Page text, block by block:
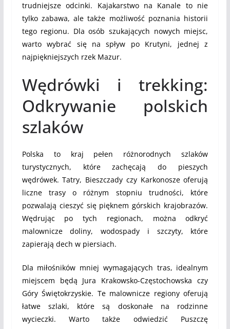
trudniejsze odcinki. Kajakarstwo na Kanale to nie
tylko zabawa, ale także możliwość poznania historii
tego regionu. Dla osób szukających nowych miejsc,
warto wybrać się na spływ po Krutyni, jednej z
najpiękniejszych rzek Mazur.
Wędrówki i trekking:
Odkrywanie polskich
szlaków
Polska to kraj pełen różnorodnych szlaków
turystycznych, które zachęcają do pieszych
wędrówek. Tatry, Bieszczady czy Karkonosze oferują
liczne trasy o różnym stopniu trudności, które
pozwalają cieszyć się pięknem górskich krajobrazów.
Wędrując po tych regionach, można odkryć
malownicze doliny, wodospady i szczyty, które
zapierają dech w piersiach.
Dla miłośników mniej wymagających tras, idealnym
miejscem będą Jura Krakowsko-Częstochowska czy
Góry Świętokrzyskie. Te malownicze regiony oferują
łatwe szlaki, które są doskonałe na rodzinne
wycieczki. Warto także odwiedzić Puszczę